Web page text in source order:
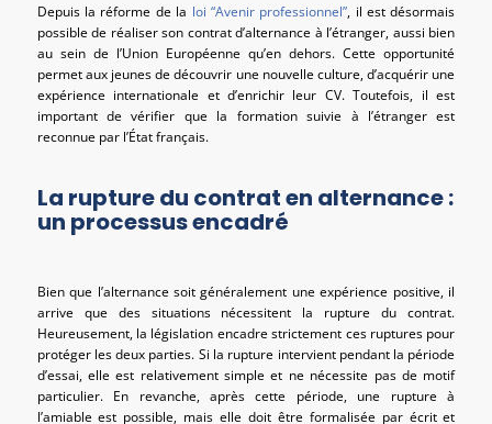
Depuis la réforme de la loi “Avenir professionnel”, il est désormais
possible de réaliser son contrat d’alternance à l’étranger, aussi bien
au sein de l’Union Européenne qu’en dehors. Cette opportunité
permet aux jeunes de découvrir une nouvelle culture, d’acquérir une
expérience internationale et d’enrichir leur CV. Toutefois, il est
important de vérifier que la formation suivie à l’étranger est
reconnue par l’État français.
La rupture du contrat en alternance :
un processus encadré
Bien que l’alternance soit généralement une expérience positive, il
arrive que des situations nécessitent la rupture du contrat.
Heureusement, la législation encadre strictement ces ruptures pour
protéger les deux parties. Si la rupture intervient pendant la période
d’essai, elle est relativement simple et ne nécessite pas de motif
particulier. En revanche, après cette période, une rupture à
l’amiable est possible, mais elle doit être formalisée par écrit et